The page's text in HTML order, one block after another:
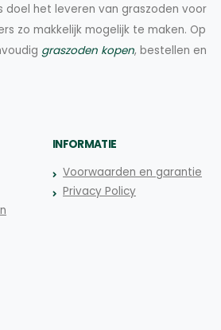
doel het leveren van graszoden voor
zo makkelijk mogelijk te maken. Op
graszoden kopen, bestellen en
INFORMATIE
Voorwaarden en garantie
Privacy Policy